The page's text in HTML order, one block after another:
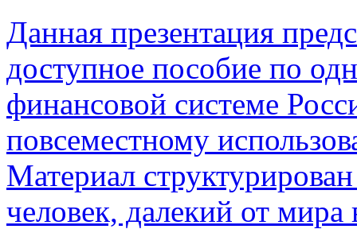
Данная презентация
доступное пособие по
финансовой системе
повсеместному
Материал
человек, далекий от